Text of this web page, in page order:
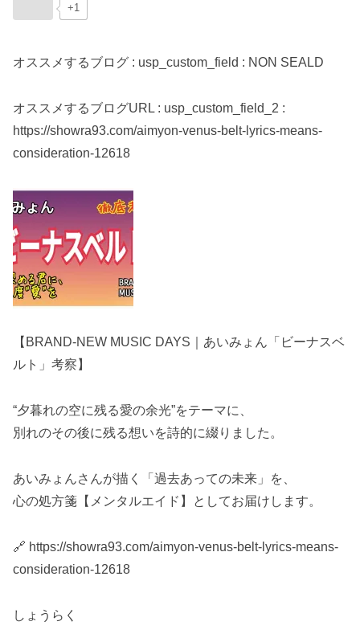
+1
オススメするブログ : usp_custom_field : NON SEALD
オススメするブログURL : usp_custom_field_2 :
https://showra93.com/aimyon-venus-belt-lyrics-means-
consideration-12618
【BRAND-NEW MUSIC DAYS｜あいみょん「ビーナスベ
ルト」考察】
“夕暮れの空に残る愛の余光”をテーマに、
別れのその後に残る想いを詩的に綴りました。
あいみょんさんが描く「過去あっての未来」を、
心の処方箋【メンタルエイド】としてお届けします。
🔗 https://showra93.com/aimyon-venus-belt-lyrics-means-
consideration-12618
しょうらく